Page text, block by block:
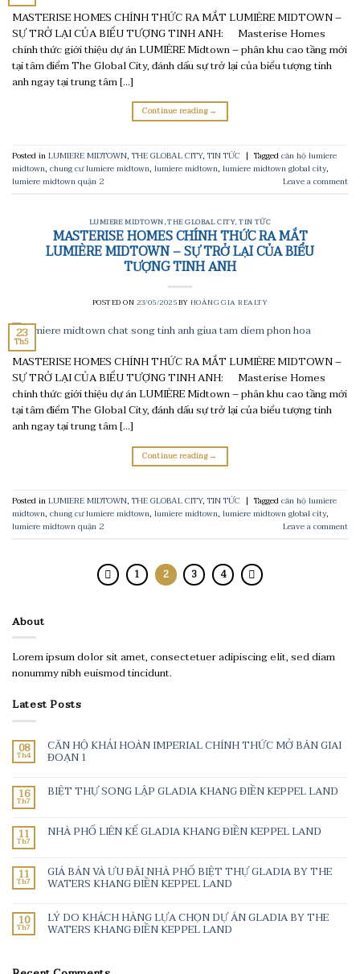
MASTERISE HOMES CHÍNH THỨC RA MẮT LUMIÈRE MIDTOWN –
SỰ TRỞ LẠI CỦA BIỂU TƯỢNG TINH ANH: Masterise Homes
chính thức giới thiệu dự án LUMIÈRE Midtown – phân khu cao tầng mới
tại tâm điểm The Global City, đánh dấu sự trở lại của biểu tượng tinh
anh ngay tại trung tâm […]
Continue reading→
Posted inLUMIERE MIDTOWN, THE GLOBAL CITY, TIN TỨC | Taggedcăn hộ lumiere
midtown, chung cư lumiere midtown, lumiere midtown, lumiere midtown global city,
lumiere midtown quận 2
Leave a comment
LUMIERE MIDTOWN,THE GLOBAL CITY,TIN TỨC
MASTERISE HOMES CHÍNH THỨC RA MẮT
LUMIÈRE MIDTOWN – SỰ TRỞ LẠI CỦA BIỂU
TƯỢNG TINH ANH
POSTED ON23/05/2025BYHOÀNG GIA REALTY
23
Th5
MASTERISE HOMES CHÍNH THỨC RA MẮT LUMIÈRE MIDTOWN –
SỰ TRỞ LẠI CỦA BIỂU TƯỢNG TINH ANH: Masterise Homes
chính thức giới thiệu dự án LUMIÈRE Midtown – phân khu cao tầng mới
tại tâm điểm The Global City, đánh dấu sự trở lại của biểu tượng tinh
anh ngay tại trung tâm […]
Continue reading→
Posted inLUMIERE MIDTOWN, THE GLOBAL CITY, TIN TỨC | Taggedcăn hộ lumiere
midtown, chung cư lumiere midtown, lumiere midtown, lumiere midtown global city,
lumiere midtown quận 2
Leave a comment
1 2 3 4
About
Lorem ipsum dolor sit amet, consectetuer adipiscing elit, sed diam
nonummy nibh euismod tincidunt.
Latest Posts
08
Th4
CĂN HỘ KHẢI HOÀN IMPERIAL CHÍNH THỨC MỞ BÁN GIAI
ĐOẠN 1
16
Th7
BIỆT THỰ SONG LẬP GLADIA KHANG ĐIỀN KEPPEL LAND
11
Th7
NHÀ PHỐ LIÊN KẾ GLADIA KHANG ĐIỀN KEPPEL LAND
11
Th7
GIÁ BÁN VÀ ƯU ĐÃI NHÀ PHỐ BIỆT THỰ GLADIA BY THE
WATERS KHANG ĐIỀN KEPPEL LAND
10
Th7
LÝ DO KHÁCH HÀNG LỰA CHỌN DỰ ÁN GLADIA BY THE
WATERS KHANG ĐIỀN KEPPEL LAND